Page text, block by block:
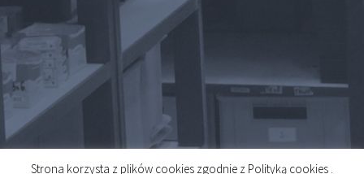
Strona korzysta z plików cookies zgodnie z Polityką cookies .